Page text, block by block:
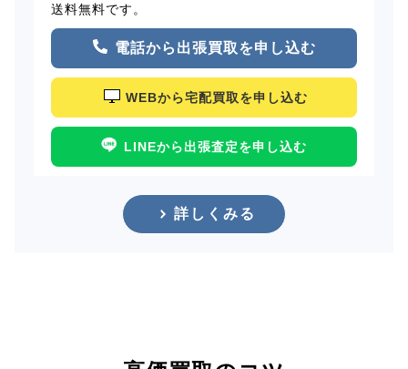
送料無料です。
電話から出張買取を申し込む
WEBから宅配買取を申し込む
LINEから出張査定を申し込む
詳しくみる